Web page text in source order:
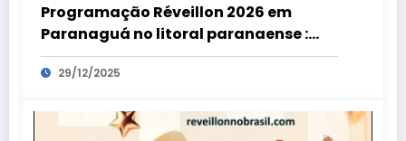
Programação Réveillon 2026 em
Paranaguá no litoral paranaense :
shows, gastronomia e queima de
fogos na virada de ano na Praça de
29/12/2025